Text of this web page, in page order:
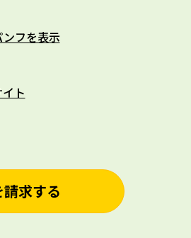
フを表示
ト
求する